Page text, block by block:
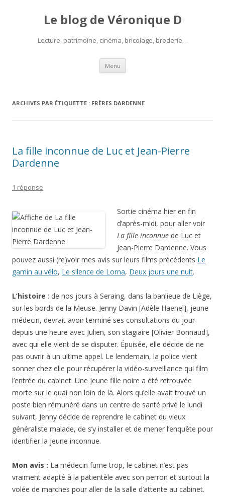
Le blog de Véronique D
Lecture, patrimoine, cinéma, bricolage, broderie…
Menu Aller
contenu
ARCHIVES PAR ÉTIQUETTE : FRÈRES DARDENNE
La fille inconnue de Luc et Jean-Pierre
Dardenne
1 réponse
Sortie cinéma hier en fin
d’après-midi, pour aller voir
La fille inconnue de Luc et
Jean-Pierre Dardenne. Vous
pouvez aussi (re)voir mes avis sur leurs films précédents Le
gamin au vélo, Le silence de Lorna, Deux jours une nuit.
L’histoire : de nos jours à Seraing, dans la banlieue de Liège,
sur les bords de la Meuse. Jenny Davin [Adèle Haenel], jeune
médecin, devrait avoir terminé ses consultations du jour
depuis une heure avec Julien, son stagiaire [Olivier Bonnaud],
avec qui elle vient de se disputer. Épuisée, elle décide de ne
pas ouvrir à un ultime appel. Le lendemain, la police vient
sonner chez elle pour récupérer la vidéo-surveillance qui film
l’entrée du cabinet. Une jeune fille noire a été retrouvée
morte sur le quai non loin de là. Alors qu’elle avait trouvé un
poste bien rémunéré dans un centre de santé privé le lundi
suivant, Jenny décide de reprendre le cabinet du vieux
généraliste malade, de s’y installer et de mener l’enquête pour
identifier la jeune inconnue.
Mon avis : La médecin fume trop, le cabinet n’est pas
vraiment adapté à la patientèle avec son perron et surtout la
volée de marches pour aller de la salle d’attente au cabinet.